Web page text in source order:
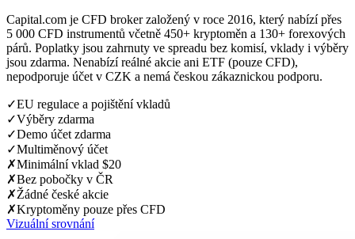
Capital.com je CFD broker založený v roce 2016, který nabízí přes
5 000 CFD instrumentů včetně 450+ kryptoměn a 130+ forexových
párů. Poplatky jsou zahrnuty ve spreadu bez komisí, vklady i výběry
jsou zdarma. Nenabízí reálné akcie ani ETF (pouze CFD),
nepodporuje účet v CZK a nemá českou zákaznickou podporu.
✓EU regulace a pojištění vkladů
✓Výběry zdarma
✓Demo účet zdarma
✓Multiměnový účet
✗Minimální vklad $20
✗Bez pobočky v ČR
✗Žádné české akcie
✗Kryptoměny pouze přes CFD
Vizuální srovnání